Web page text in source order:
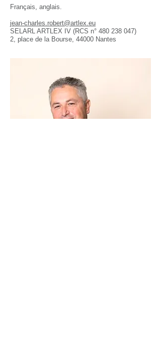
Français, anglais.
jean-charles.robert@artlex.eu
SELARL ARTLEX IV (RCS n° 480 238 047)
2, place de la Bourse, 44000 Nantes